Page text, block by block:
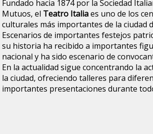
Fundado hacia 1874 por la Sociedad
Mutuos, el Teatro Italiaes uno de los
culturales más importantes de la ciudad
Escenarios de importantes festejos
su historia ha recibido a importantes
nacional y ha sido escenario de
En la actualidad sigue concentrando la
la ciudad, ofreciendo talleres para
importantes presentaciones durante